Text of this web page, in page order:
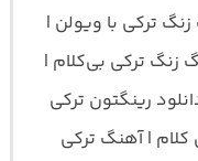
ترکی با ویولن |
ترکی بی‌کلام |
رینگتون ترکی
| آهنگ ترکی